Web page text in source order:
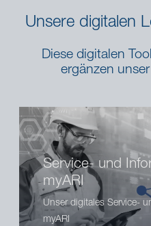
Unsere digitalen
Diese digitalen
ergänzen
Service- und
myARI
Unser digitales Service-
myARI